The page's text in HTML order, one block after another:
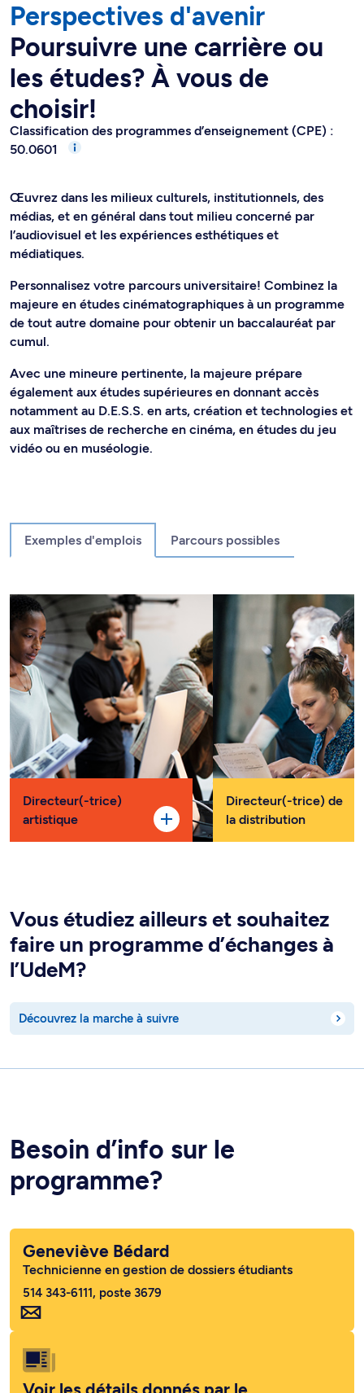
Perspectives d'avenir
Poursuivre une carrière ou
les études? À vous de
choisir!
Classification des programmes d’enseignement (CPE) :
50.0601
Œuvrez dans les milieux culturels, institutionnels, des
médias, et en général dans tout milieu concerné par
l’audiovisuel et les expériences esthétiques et
médiatiques.
Personnalisez votre parcours universitaire! Combinez la
majeure en études cinématographiques à un programme
de tout autre domaine pour obtenir un baccalauréat par
cumul.
Avec une mineure pertinente, la majeure prépare
également aux études supérieures en donnant accès
notamment au D.E.S.S. en arts, création et technologies et
aux maîtrises de recherche en cinéma, en études du jeu
vidéo ou en muséologie.
Exemples d'emplois Parcours possibles
Directeur(-trice)
artistique
Directeur(-trice) de
la distribution
Vous étudiez ailleurs et souhaitez
faire un programme d’échanges à
l’UdeM?
Découvrez la marche à suivre
Besoin d’info sur le
programme?
Geneviève Bédard
Technicienne en gestion de dossiers étudiants
514 343-6111, poste 3679